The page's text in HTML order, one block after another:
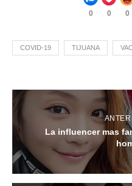
0 0 0
COVID-19 TIJUANA
La influencer mas